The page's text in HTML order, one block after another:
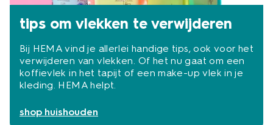
tips om vlekken te verwijderen
Bij HEMA vind je allerlei handige tips, ook voor het
verwijderen van vlekken. Of het nu gaat om een
koffievlek in het tapijt of een make-up vlek in je
kleding. HEMA helpt.
shop huishouden